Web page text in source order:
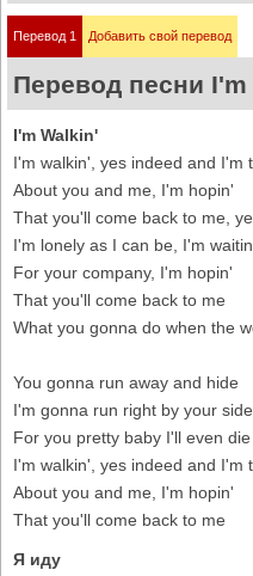
Перевод 1 Добавить свой перевод
Перевод песни I'm
I'm Walkin'
I'm walkin', yes indeed and I'm
About you and me, I'm hopin'
That you'll come back to me,
I'm lonely as I can be, I'm
For your company, I'm hopin'
That you'll come back to me
What you gonna do when the
You gonna run away and hide
I'm gonna run right by your side
For you pretty baby I'll even die
I'm walkin', yes indeed and I'm
About you and me, I'm hopin'
That you'll come back to me
Я иду